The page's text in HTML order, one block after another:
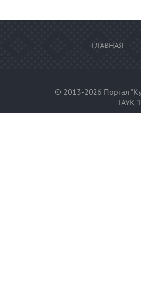
ГЛАВНАЯ
© 2013-2026 Портал
ГАУК